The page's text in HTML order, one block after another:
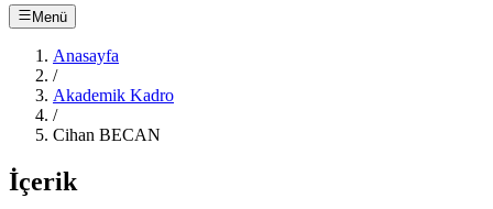
Menü
Anasayfa
/
Akademik Kadro
/
Cihan BECAN
İçerik